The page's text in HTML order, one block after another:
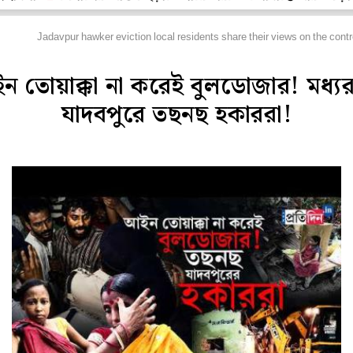
Jadavpur hawker eviction local residents share their views on the
তোয়াক্কা না করেই বুলডোজার!
যাদবপুরে তছনছ হকাররা!